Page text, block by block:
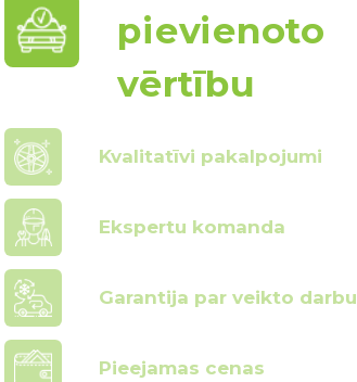
pievienoto
vērtību
Kvalitatīvi pakalpojumi
Ekspertu komanda
Garantija par veikto darbu
Pieejamas cenas